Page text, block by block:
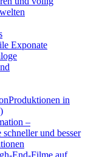
Exponate
Produktionen in
–
und besser
End-Filme auf